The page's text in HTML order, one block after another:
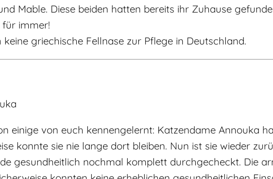
Mable. Diese beiden hatten bereits ihr Zuhause
immer!
keine griechische Fellnase zur Pflege in Deutschland.
einige von euch kennengelernt: Katzendame Annouka
konnte sie nie lange dort bleiben. Nun ist sie wieder
gesundheitlich nochmal komplett durchgecheckt. Die